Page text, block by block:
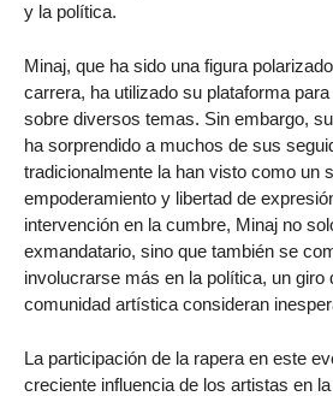
y la política.
Minaj, que ha sido una figura
carrera, ha utilizado su plataforma
sobre diversos temas. Sin embargo,
ha sorprendido a muchos de sus
tradicionalmente la han visto como un
empoderamiento y libertad de
intervención en la cumbre, Minaj no
exmandatario, sino que también se
involucrarse más en la política, un giro
comunidad artística consideran
La participación de la rapera en este
creciente influencia de los artistas en